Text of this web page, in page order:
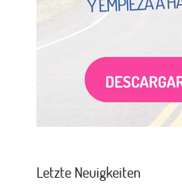
Letzte Neuigkeiten